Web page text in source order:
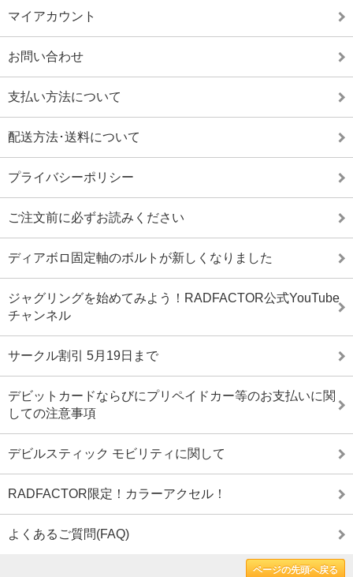
マイアカウント
お問い合わせ
支払い方法について
配送方法･送料について
プライバシーポリシー
ご注文前に必ずお読みください
ディアボロ固定軸のボルトが新しくなりました
ジャグリングを始めてみよう！RADFACTOR公式YouTube
チャンネル
サークル割引 5月19日まで
デビットカードならびにプリペイドカー等のお支払いに関
しての注意事項
デビルスティック モビリティに関して
RADFACTOR限定！カラーアクセル！
よくあるご質問(FAQ)
ページの先頭へ戻る